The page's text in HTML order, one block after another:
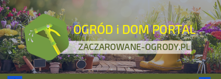
Skip
to
content